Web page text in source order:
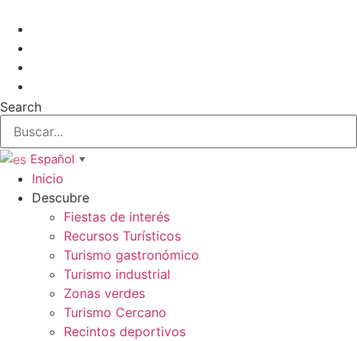
contenido
Search
Español ▼
Inicio
Descubre
Fiestas de interés
Recursos Turísticos
Turismo gastronómico
Turismo industrial
Zonas verdes
Turismo Cercano
Recintos deportivos